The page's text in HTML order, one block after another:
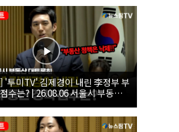
'투미TV' 김제경이 내린 李정부 부
수는? | 26.08.06 서울시 부동산